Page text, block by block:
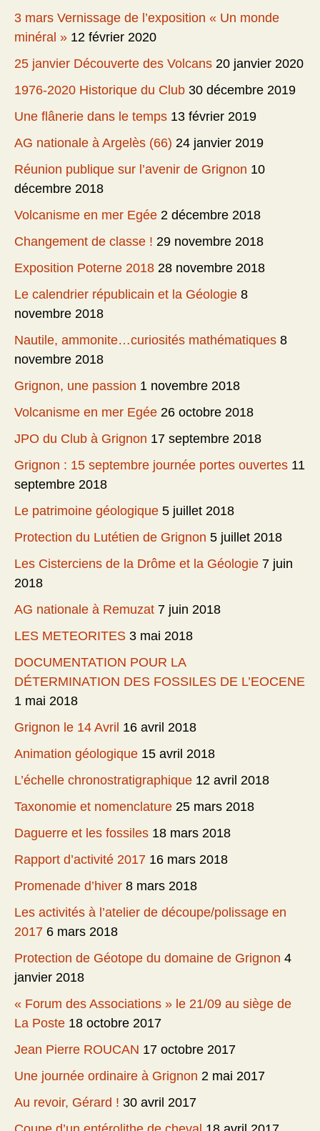
3 mars Vernissage de l’exposition « Un monde
minéral » 12 février 2020
25 janvier Découverte des Volcans 20 janvier 2020
1976-2020 Historique du Club 30 décembre 2019
Une flânerie dans le temps 13 février 2019
AG nationale à Argelès (66) 24 janvier 2019
Réunion publique sur l’avenir de Grignon 10
décembre 2018
Volcanisme en mer Egée 2 décembre 2018
Changement de classe ! 29 novembre 2018
Exposition Poterne 2018 28 novembre 2018
Le calendrier républicain et la Géologie 8
novembre 2018
Nautile, ammonite…curiosités mathématiques 8
novembre 2018
Grignon, une passion 1 novembre 2018
Volcanisme en mer Egée 26 octobre 2018
JPO du Club à Grignon 17 septembre 2018
Grignon : 15 septembre journée portes ouvertes 11
septembre 2018
Le patrimoine géologique 5 juillet 2018
Protection du Lutétien de Grignon 5 juillet 2018
Les Cisterciens de la Drôme et la Géologie 7 juin
2018
AG nationale à Remuzat 7 juin 2018
LES METEORITES 3 mai 2018
DOCUMENTATION POUR LA
DÉTERMINATION DES FOSSILES DE L’EOCENE
1 mai 2018
Grignon le 14 Avril 16 avril 2018
Animation géologique 15 avril 2018
L’échelle chronostratigraphique 12 avril 2018
Taxonomie et nomenclature 25 mars 2018
Daguerre et les fossiles 18 mars 2018
Rapport d’activité 2017 16 mars 2018
Promenade d’hiver 8 mars 2018
Les activités à l’atelier de découpe/polissage en
2017 6 mars 2018
Protection de Géotope du domaine de Grignon 4
janvier 2018
« Forum des Associations » le 21/09 au siège de
La Poste 18 octobre 2017
Jean Pierre ROUCAN 17 octobre 2017
Une journée ordinaire à Grignon 2 mai 2017
Au revoir, Gérard ! 30 avril 2017